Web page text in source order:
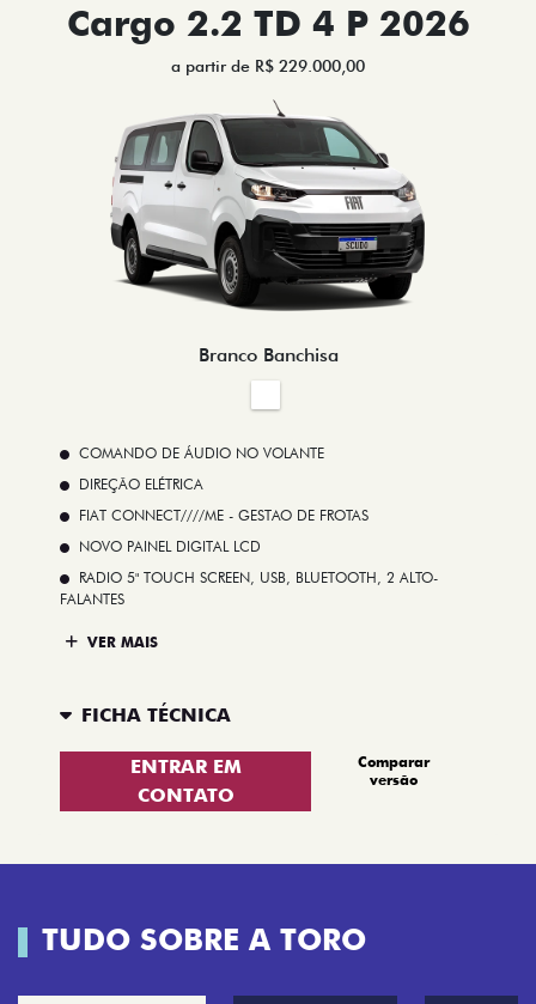
Cargo 2.2 TD 4 P 2026
a partir de R$ 229.000,00
Branco Banchisa
COMANDO DE ÁUDIO NO VOLANTE
DIREÇÃO ELÉTRICA
FIAT CONNECT////ME - GESTAO DE FROTAS
NOVO PAINEL DIGITAL LCD
RADIO 5" TOUCH SCREEN, USB, BLUETOOTH, 2 ALTO-
FALANTES
VER MAIS
FICHA TÉCNICA
ENTRAR EM
CONTATO
Comparar
versão
TUDO SOBRE A TORO